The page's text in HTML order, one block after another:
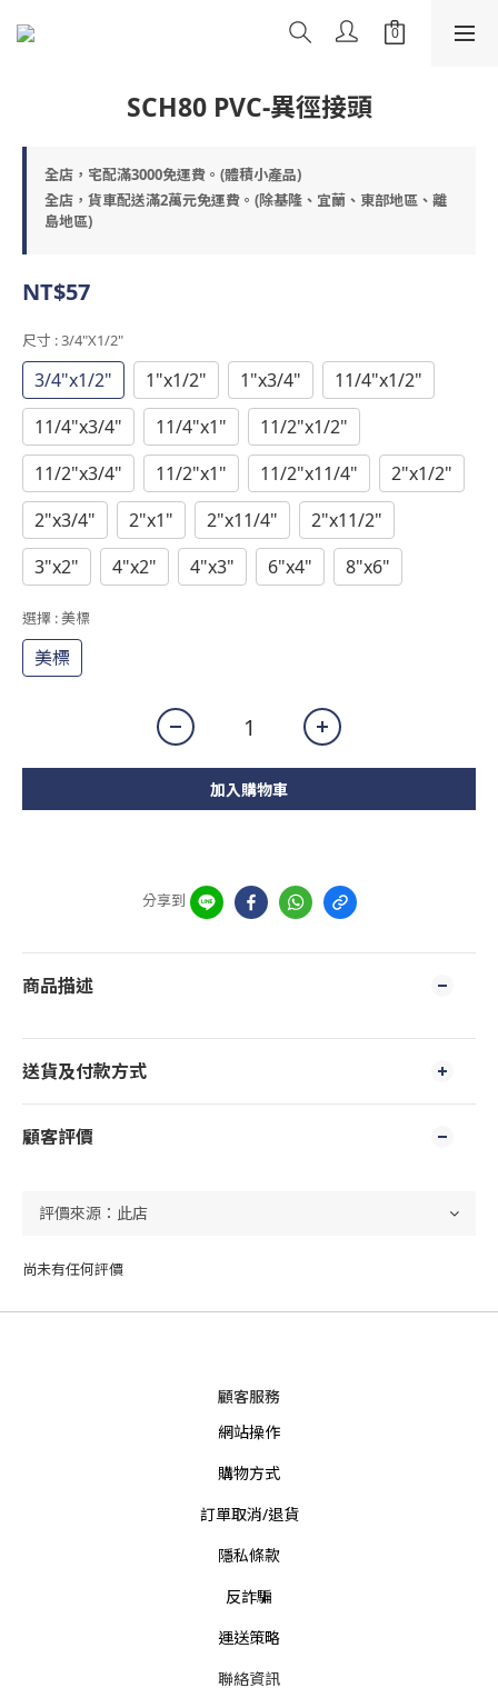
SCH80 PVC-異徑接頭
全店，宅配滿3000免運費。(體積小產品)
全店，貨車配送滿2萬元免運費。(除基隆、宜蘭、東部地區、離
島地區)
NT$57
尺寸 : 3/4"x1/2"
3/4"x1/2" 1"x1/2" 1"x3/4"
11/4"x1/2"
11/4"x3/4"
11/4"x1"
11/2"x1/2"
11/2"x3/4"
11/2"x1" 11/2"x11/4"
2"x1/2"
2"x3/4"
2"x1" 2"x11/4"
2"x11/2"
3"x2"
4"x2" 4"x3" 6"x4" 8"x6"
選擇 : 美標
美標
加入購物車
分享到
商品描述
送貨及付款方式
顧客評價
尚未有任何評價
顧客服務
網站操作
購物方式
訂單取消/退貨
隱私條款
反詐騙
運送策略
聯絡資訊